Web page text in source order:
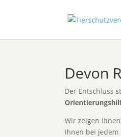
Devon
Der Entschluss
Wir zeigen
Ihnen bei jedem